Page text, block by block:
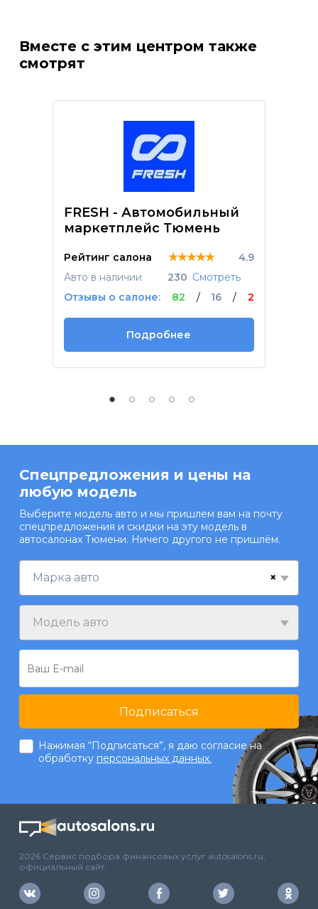
Вместе с этим центром также
смотрят
FRESH - Автомобильный
маркетплейс Тюмень
Рейтинг салона ★★★★★
★★★★★
★★★★★
4.9
Авто в наличии
230 Смотреть
Отзывы о салоне:
82 / 16 / 2
Подробнее
Спецпредложения и цены на
любую модель
Выберите модель авто и мы пришлем вам на почту
спецпредложения и скидки на эту модель в
автосалонах Тюмени. Ничего другого не пришлём.
×
Марка авто
Модель авто
Подписаться
Нажимая “Подписаться”, я даю согласие на
обработку персональных данных.
2026 Сервис подбора финансовых услуг autosalons.ru,
официальный сайт.